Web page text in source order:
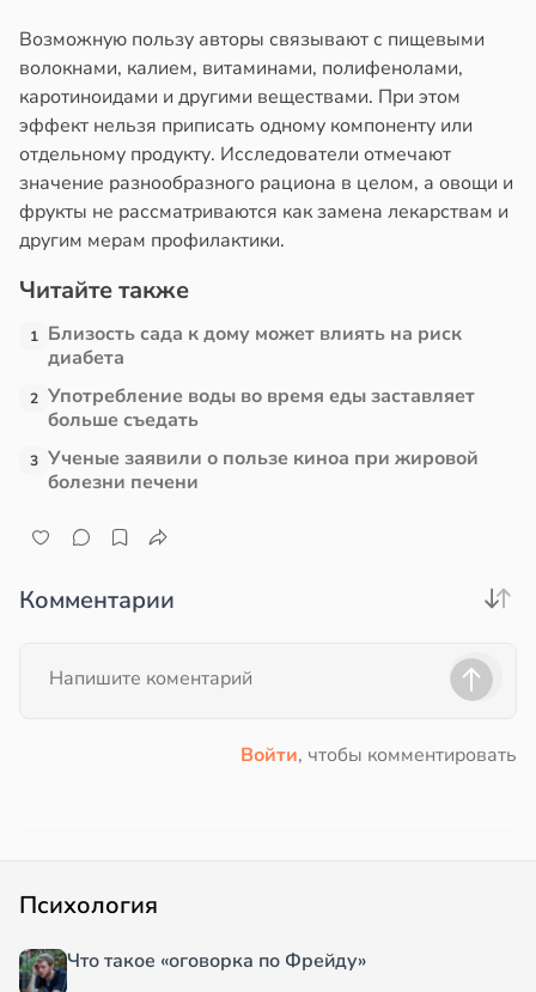
Возможную пользу авторы связывают с пищевыми
волокнами, калием, витаминами, полифенолами,
каротиноидами и другими веществами. При этом
эффект нельзя приписать одному компоненту или
отдельному продукту. Исследователи отмечают
значение разнообразного рациона в целом, а овощи и
фрукты не рассматриваются как замена лекарствам и
другим мерам профилактики.
Читайте также
1 Близость сада к дому может влиять на риск
диабета
2 Употребление воды во время еды заставляет
больше съедать
3 Ученые заявили о пользе киноа при жировой
болезни печени
Комментарии
Войти, чтобы комментировать
Психология
Что такое «оговорка по Фрейду»